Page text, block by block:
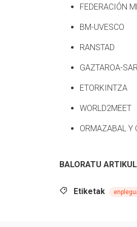
FEDERACIÓN
BM-UVESCO
RANSTAD
GAZTAROA-
ETORKINTZA
WORLD2MEET
ORMAZABAL Y
BALORATU
Etiketak